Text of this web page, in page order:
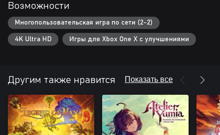
Возможности
Многопользовательская игра по сети (2-2)
4K Ultra HD Игры для Xbox One X с улучшениями
Другим также нравится Показать все